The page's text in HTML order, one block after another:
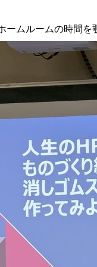
ームルームの時間を